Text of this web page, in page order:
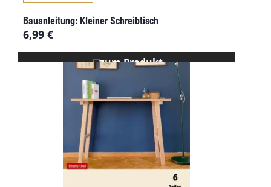
Bauanleitung: Kleiner Schreibtisch
6,99 €
zum Produkt